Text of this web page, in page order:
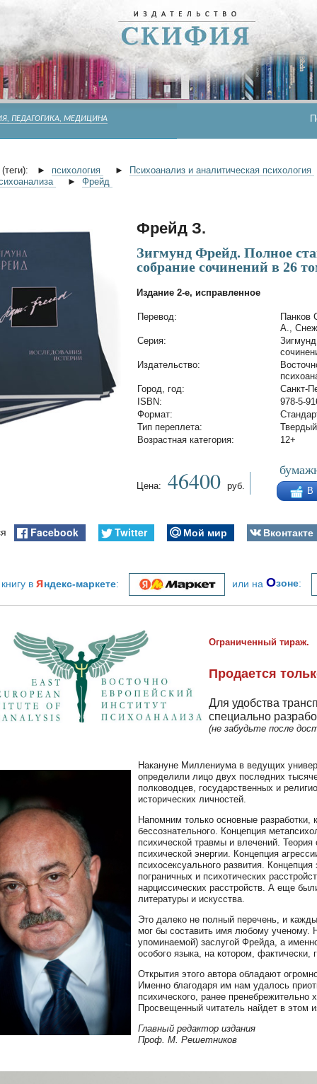
ПЕДАГОГИКА, МЕДИЦИНА
► психология ► Психоанализ и аналитическая психология
► Фрейд
Фрейд З.
Зигмунд Фрейд. Полное
собрание сочинений в 26
Издание 2-е, исправленное
Перевод:
Панков
А.,
Cерия:
Издательство:
Город, год:
Санкт-
ISBN:
978-5-
Формат:
Тип переплета:
Возрастная категория:
12+
Цена: 46400 руб. В
Facebook Twitter Мой мир Вконтакте
в яндекс-маркете: или на Озоне:
Ограниченный тираж.
Продается
Для удобства
специально
(не забудьте после
Накануне Миллениума в ведущих
определили лицо двух последних
полководцев, государственных и
исторических личностей.
Напомним только основные
бессознательного. Концепция
психической травмы и влечений.
психической энергии. Концепция
психосексуального развития.
пограничных и психотических
нарциссических расстройств. А еще
литературы и искусства.
Это далеко не полный перечень, и
мог бы составить имя любому ученому.
упоминаемой) заслугой Фрейда, а
особого языка, на котором, фактически,
Открытия этого автора обладают
Именно благодаря им нам удалось
психического, ранее пренебрежительно
Просвещенный читатель найдет в этом
Главный редактор издания
Проф. М. Решетников